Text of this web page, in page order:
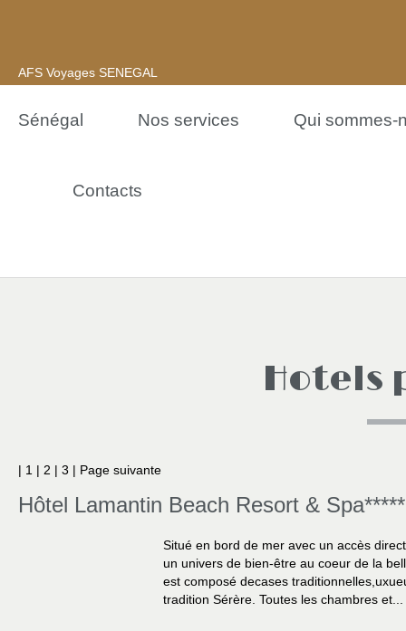
AFS Voyages SENEGAL
Sénégal Nos services Qui sommes-
Contacts
Hotels
| 1 | 2 | 3 | Page suivante
Hôtel Lamantin Beach Resort & Spa*****
Situé en bord de mer avec un accès
un univers de bien-être au coeur de la
est composé decases
tradition Sérère. Toutes les chambres et...